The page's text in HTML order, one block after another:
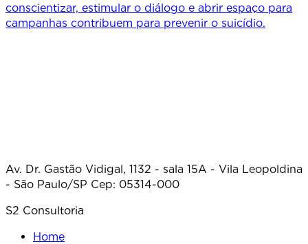
conscientizar, estimular o diálogo e abrir espaço para
campanhas contribuem para prevenir o suicídio.
Av. Dr. Gastão Vidigal, 1132 - sala 15A - Vila Leopoldina
- São Paulo/SP Cep: 05314-000
S2 Consultoria
Home